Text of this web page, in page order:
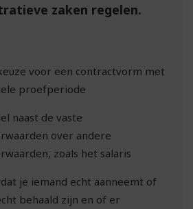
zaken regelen.
voor een contractvorm met
proefperiode
naast de vaste
over andere
zoals het salaris
je iemand echt aanneemt of
behaald zijn en of er